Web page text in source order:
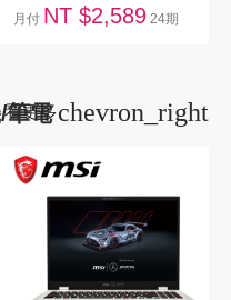
(B製成)(SAM-B2X-
16G/512GB
D4/650W
月付 NT $2,589 24期
筆電
看更多chevron_right